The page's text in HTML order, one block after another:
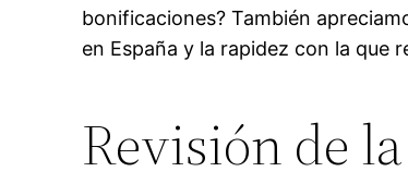
bonificaciones? También
en España y la rapidez con la que
Revisión de